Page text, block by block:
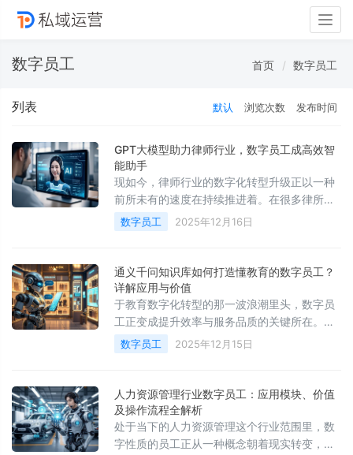
数字员工 首页 数字员工
列表 默认 浏览次数 发布时间
GPT大模型助力律师行业，数字员工成高效智
能助手
现如今，律师行业的数字化转型升级正以一种
前所未有的速度在持续推进着。在很多律所以
及律师团队看来，怎样去高效地处理海量的那
些前期咨询情况，精准地识别潜在的案源
数字员工 2025年12月16日
通义千问知识库如何打造懂教育的数字员工？
详解应用与价值
于教育数字化转型的那一波浪潮里头，数字员
工正变成提升效率与服务品质的关键所在。尤
其是在基础教育这个行业当中，它可不是简简
单单的聊天机器人
数字员工 2025年12月15日
人力资源管理行业数字员工：应用模块、价值
及操作流程全解析
处于当下的人力资源管理这个行业范围里，数
字性质的员工正从一种概念朝着现实转变，成